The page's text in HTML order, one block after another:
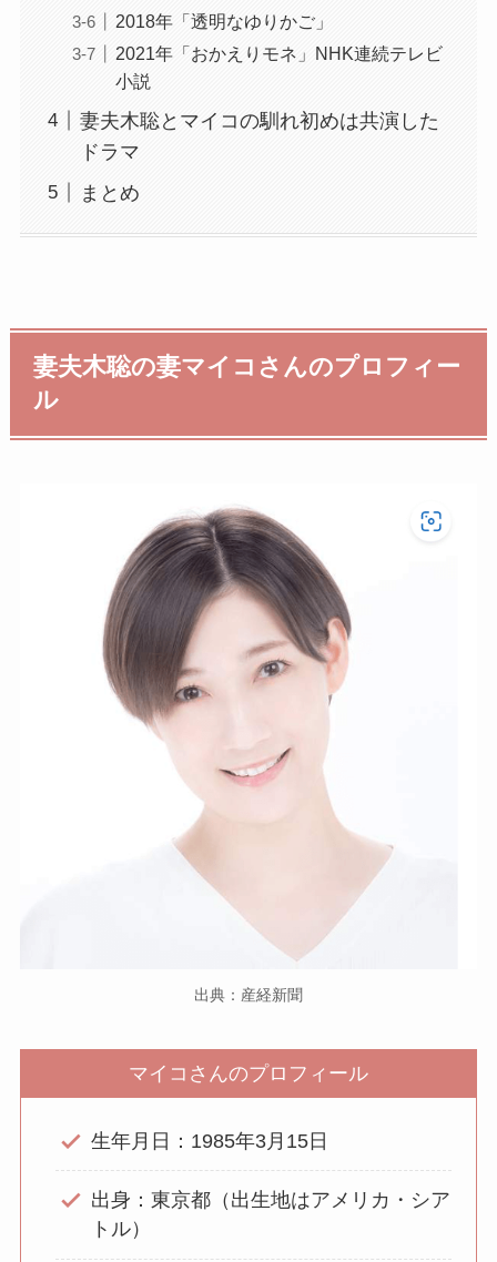
2018年「透明なゆりかご」
2021年「おかえりモネ」NHK連続テレビ
小説
妻夫木聡とマイコの馴れ初めは共演した
ドラマ
まとめ
妻夫木聡の妻マイコさんのプロフィー
ル
出典：産経新聞
マイコさんのプロフィール
生年月日：1985年3月15日
出身：東京都（出生地はアメリカ・シア
トル）